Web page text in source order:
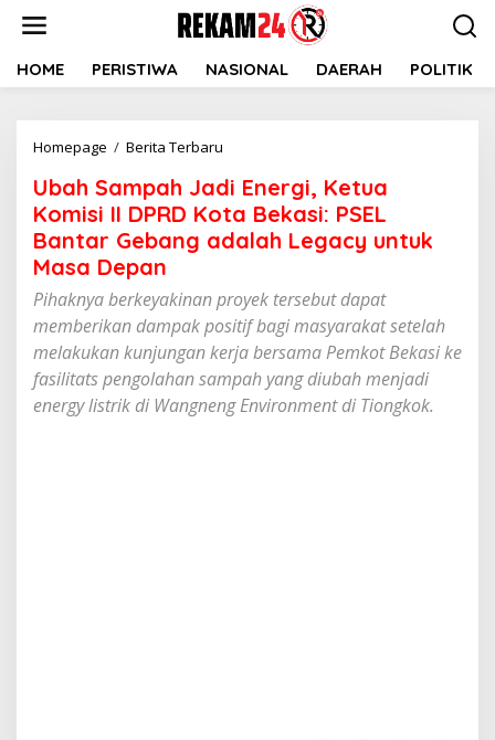
HOME PERISTIWA NASIONAL DAERAH POLITIK
Homepage / Berita Terbaru
Jadi
Energi,
Ketua
Komisi
DPRD
Kota
Bekasi:
PSEL
Bantar
Gebang
adalah
Ubah Sampah Jadi Energi, Ketua
Komisi II DPRD Kota Bekasi: PSEL
Bantar Gebang adalah Legacy untuk
Masa Depan
Pihaknya berkeyakinan proyek tersebut dapat
memberikan dampak positif bagi masyarakat setelah
melakukan kunjungan kerja bersama Pemkot Bekasi ke
fasilitats pengolahan sampah yang diubah menjadi
energy listrik di Wangneng Environment di Tiongkok.